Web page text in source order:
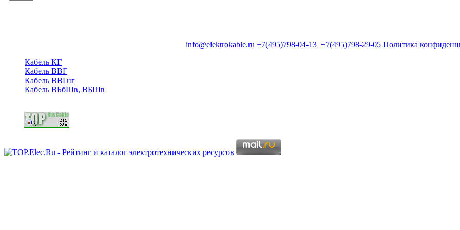
info@elektrokable.ru +7(495)798-04-13 +7(495)798-29-05 Политика
Кабель КГ
Кабель ВВГ
Кабель ВВГнг
Кабель ВБбШв, ВБШв